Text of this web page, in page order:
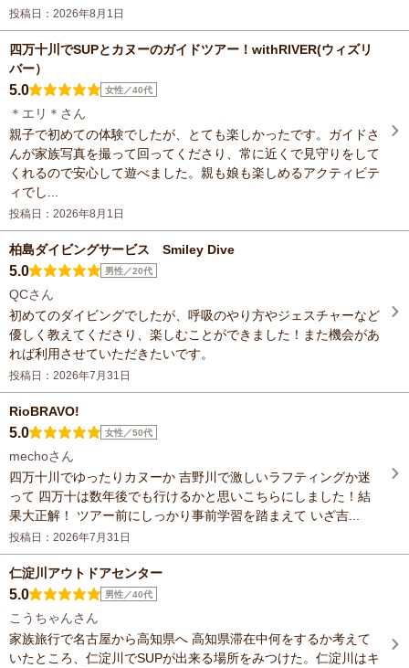
投稿日：2026年8月1日
四万十川でSUPとカヌーのガイドツアー！withRIVER(ウィズリ
バー）
5.0 女性／40代
＊エリ＊さん
親子で初めての体験でしたが、とても楽しかったです。ガイドさ
んが家族写真を撮って回ってくださり、常に近くで見守りをして
くれるので安心して遊べました。親も娘も楽しめるアクティビテ
ィでし...
投稿日：2026年8月1日
柏島ダイビングサービス Smiley Dive
5.0 男性／20代
QCさん
初めてのダイビングでしたが、呼吸のやり方やジェスチャーなど
優しく教えてくださり、楽しむことができました！また機会があ
れば利用させていただきたいです。
投稿日：2026年7月31日
RioBRAVO!
5.0 女性／50代
mechoさん
四万十川でゆったりカヌーか 吉野川で激しいラフティングか迷
って 四万十は数年後でも行けるかと思いこちらにしました！結
果大正解！ ツアー前にしっかり事前学習を踏まえて いざ吉...
投稿日：2026年7月31日
仁淀川アウトドアセンター
5.0 男性／40代
こうちゃんさん
家族旅行で名古屋から高知県へ 高知県滞在中何をするか考えて
いたところ、仁淀川でSUPが出来る場所をみつけた。仁淀川はキ